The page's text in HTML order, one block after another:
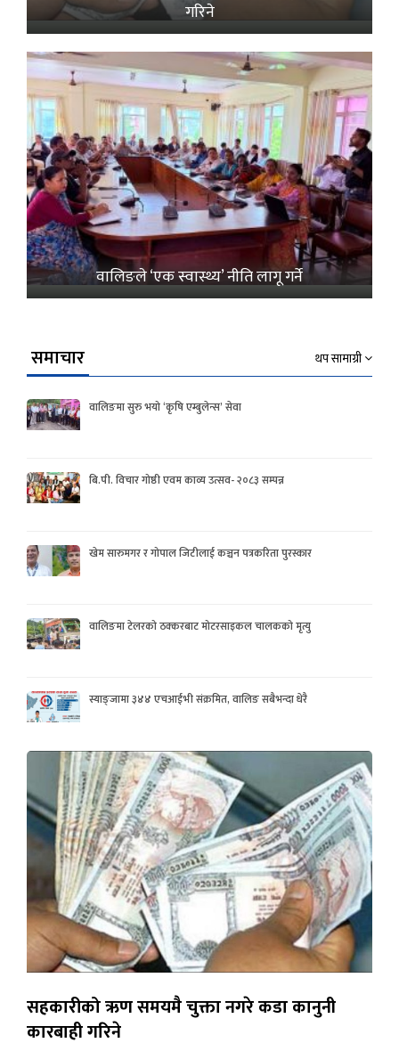
गरिने
वालिङले ‘एक स्वास्थ्य’ नीति लागू गर्ने
समाचार थप सामाग्री
वालिङमा सुरु भयो ‘कृषि एम्बुलेन्स’ सेवा
बि.पी. विचार गोष्ठी एवम काव्य उत्सव- २०८३ सम्पन्न
खेम सारुमगर र गोपाल जिटीलाई कञ्चन पत्रकरिता पुरस्कार
वालिङमा टेलरको ठक्करबाट मोटरसाइकल चालकको मृत्यु
स्याङ्जामा ३४४ एचआईभी संक्रमित, वालिङ सबैभन्दा धेरै
सहकारीको ऋण समयमै चुक्ता नगरे कडा कानुनी
कारबाही गरिने